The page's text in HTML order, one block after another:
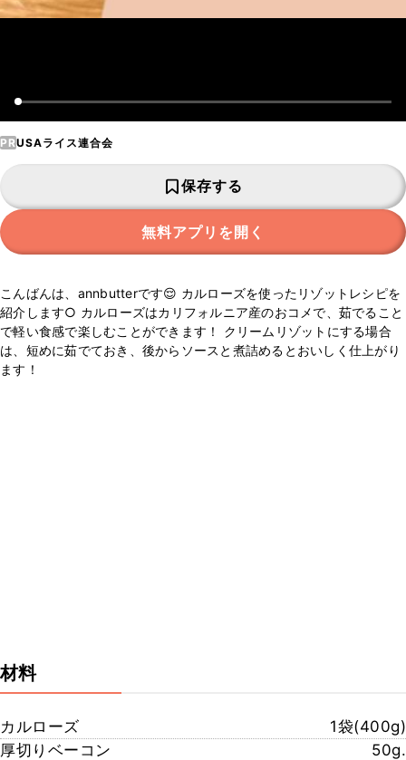
PRUSAライス連合会
保存する
無料アプリを開く
こんばんは、annbutterです😌 カルローズを使ったリゾットレシピを
紹介します○ カルローズはカリフォルニア産のおコメで、茹でること
で軽い食感で楽しむことができます！ クリームリゾットにする場合
は、短めに茹でておき、後からソースと煮詰めるとおいしく仕上がり
ます！
材料
カルローズ
1袋(400g)
厚切りベーコン
50g.